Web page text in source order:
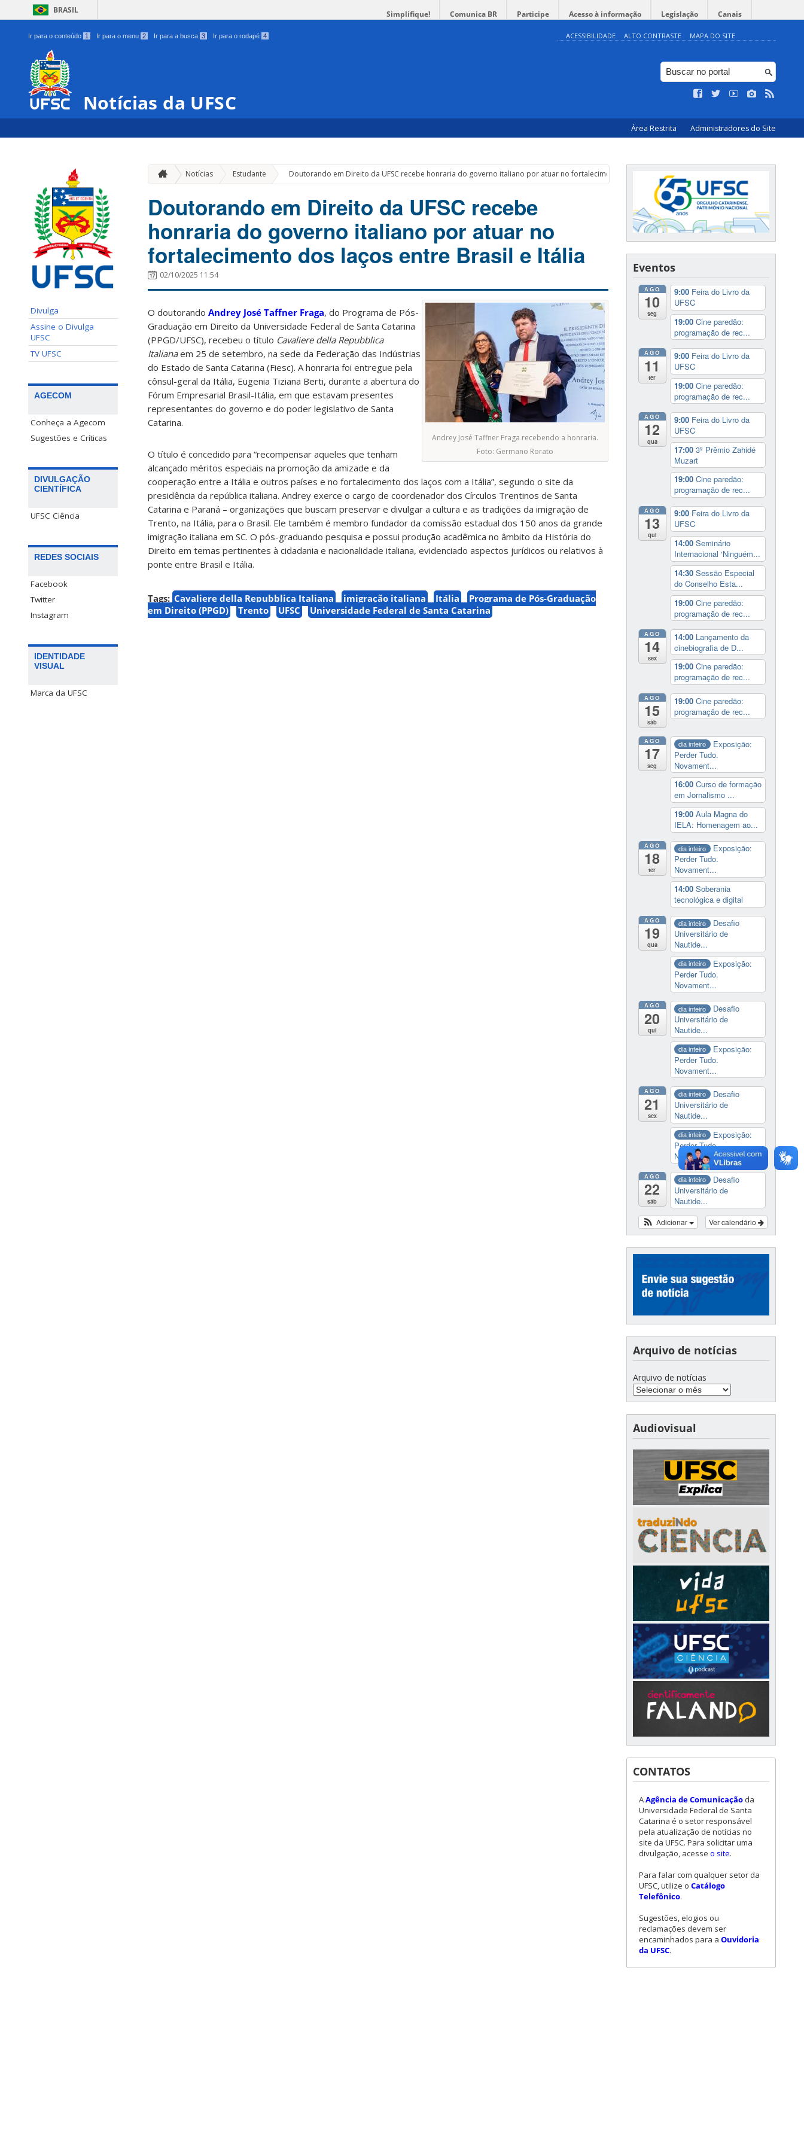
BRASIL Simplifique! Comunica BR Participe Acesso à informação Legislação Canais
Ir para o conteúdo 1 Ir para o menu 2 Ir para a busca 3 Ir para o rodapé 4 ACESSIBILIDADE ALTO CONTRASTE MAPA DO SITE
Notícias da UFSC
Área Restrita Administradores do Site
Divulga
Assine o Divulga
UFSC
TV UFSC
AGECOM
Conheça a Agecom
Sugestões e Críticas
DIVULGAÇÃO
CIENTÍFICA
UFSC Ciência
REDES SOCIAIS
Facebook
Twitter
Instagram
IDENTIDADE
VISUAL
Marca da UFSC
Notícias Estudante » Doutorando em Direito da UFSC recebe honraria do governo italiano por atuar no fortalecimento dos laços entre Brasil e Itália
Doutorando em Direito da UFSC recebe
honraria do governo italiano por atuar no
fortalecimento dos laços entre Brasil e Itália
02/10/2025 11:54
Andrey José Taffner Fraga recebendo a honraria.
Foto: Germano Rorato
O doutorando Andrey José Taffner Fraga, do Programa de Pós-
Graduação em Direito da Universidade Federal de Santa Catarina
(PPGD/UFSC), recebeu o título Cavaliere della Repubblica
Italianaem 25 de setembro, na sede da Federação das Indústrias
do Estado de Santa Catarina (Fiesc). A honraria foi entregue pela
cônsul-geral da Itália, Eugenia Tiziana Berti, durante a abertura do
Fórum Empresarial Brasil-Itália, em que estavam presentes
representantes do governo e do poder legislativo de Santa
Catarina.
O título é concedido para “recompensar aqueles que tenham
alcançado méritos especiais na promoção da amizade e da
cooperação entre a Itália e outros países e no fortalecimento dos laços com a Itália”, segundo o site da
presidência da república italiana. Andrey exerce o cargo de coordenador dos Círculos Trentinos de Santa
Catarina e Paraná – organizações que buscam preservar e divulgar a cultura e as tradições da imigração de
Trento, na Itália, para o Brasil. Ele também é membro fundador da comissão estadual dos 150 anos da grande
imigração italiana em SC. O pós-graduando pesquisa e possui produção acadêmica no âmbito da História do
Direito em temas pertinentes à cidadania e nacionalidade italiana, evidenciado aspectos jurídicos ou relativos à
ponte entre Brasil e Itália.
Tags: Cavaliere della Repubblica Italiana imigração italiana Itália
Programa de Pós-Graduação
em Direito (PPGD)
Trento UFSC Universidade Federal de Santa Catarina
Eventos
AGO
10
seg
9:00 Feira do Livro da
UFSC
19:00 Cine paredão:
programação de rec...
AGO
11
ter
9:00 Feira do Livro da
UFSC
19:00 Cine paredão:
programação de rec...
AGO
12
qua
9:00 Feira do Livro da
UFSC
17:00 3º Prêmio Zahidé
Muzart
19:00 Cine paredão:
programação de rec...
AGO
13
qui
9:00 Feira do Livro da
UFSC
14:00 Seminário
Internacional ‘Ninguém...
14:30 Sessão Especial
do Conselho Esta...
19:00 Cine paredão:
programação de rec...
AGO
14
sex
14:00 Lançamento da
cinebiografia de D...
19:00 Cine paredão:
programação de rec...
AGO
15
sáb
19:00 Cine paredão:
programação de rec...
AGO
17
seg
dia inteiro
Exposição:
Perder Tudo.
Novament...
16:00 Curso de formação
em Jornalismo ...
19:00 Aula Magna do
IELA: Homenagem ao...
AGO
18
ter
dia inteiro
Exposição:
Perder Tudo.
Novament...
14:00 Soberania
tecnológica e digital
AGO
19
qua
dia inteiro
Desafio
Universitário de
Nautide...
dia inteiro
Exposição:
Perder Tudo.
Novament...
AGO
20
qui
dia inteiro
Desafio
Universitário de
Nautide...
dia inteiro
Exposição:
Perder Tudo.
Novament...
AGO
21
sex
dia inteiro
Desafio
Universitário de
Nautide...
dia inteiro
Exposição:
Perder Tudo.
Novament...
AGO
22
sáb
dia inteiro
Desafio
Universitário de
Nautide...
Ver calendário
Adicionar
Arquivo de notícias
Arquivo de notícias
Audiovisual
CONTATOS
AAgência de Comunicação da
Universidade Federal de Santa
Catarina é o setor responsável
pela atualização de notícias no
site da UFSC. Para solicitar uma
divulgação, acesse o site.
Para falar com qualquer setor da
UFSC, utilize o Catálogo
Telefônico.
Sugestões, elogios ou
reclamações devem ser
encaminhados para a Ouvidoria
da UFSC.